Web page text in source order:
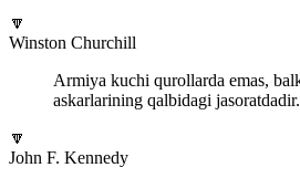
🔽
Winston Churchill
Armiya kuchi qurollarda emas,
askarlarining qalbidagi jasoratdadir.
🔽
John F. Kennedy